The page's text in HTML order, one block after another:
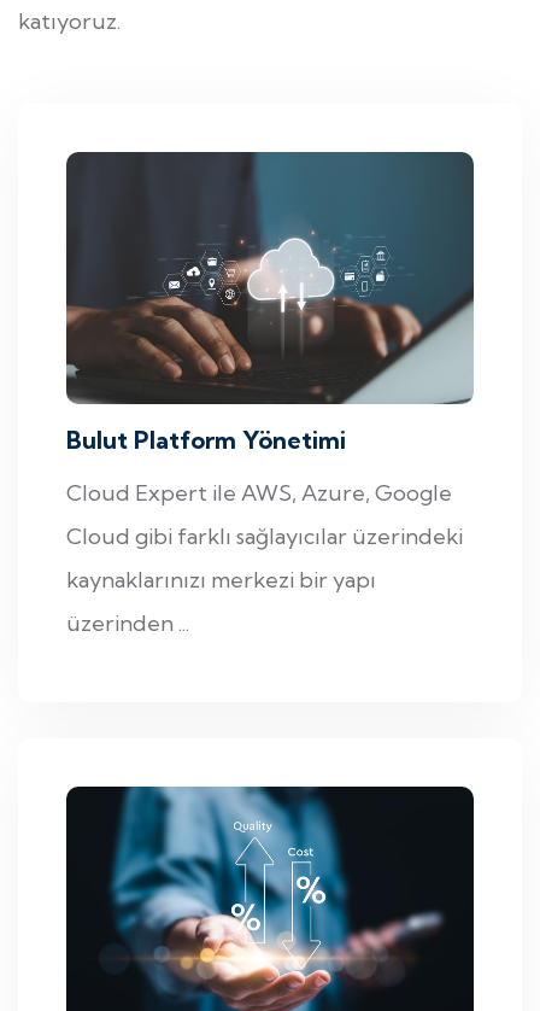
katıyoruz.
Bulut Platform Yönetimi
Cloud Expert ile AWS, Azure, Google
Cloud gibi farklı sağlayıcılar üzerindeki
kaynaklarınızı merkezi bir yapı
üzerinden ...